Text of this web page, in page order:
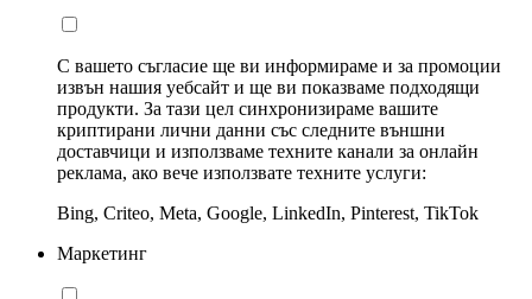
С вашето съгласие ще ви информираме и за промоции
извън нашия уебсайт и ще ви показваме подходящи
продукти. За тази цел синхронизираме вашите
криптирани лични данни със следните външни
доставчици и използваме техните канали за онлайн
реклама, ако вече използвате техните услуги:
Bing, Criteo, Meta, Google, LinkedIn, Pinterest, TikTok
Маркетинг